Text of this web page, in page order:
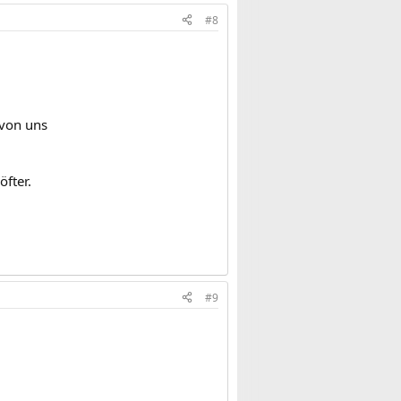
#8
uns
#9